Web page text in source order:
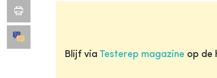
Blijf via Testerep magazine op de